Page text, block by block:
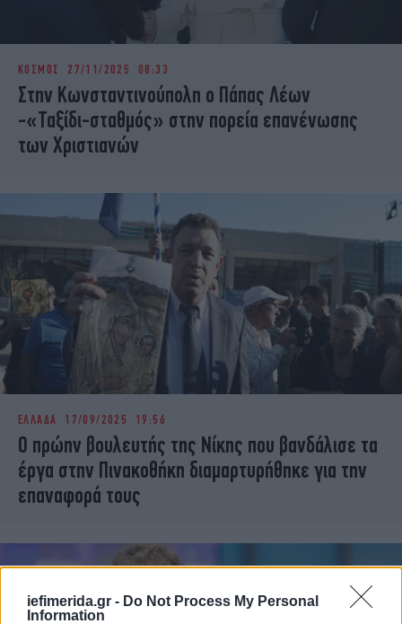
iefimerida.gr - Do Not Process My Personal
Information
ΚΟΣΜΟΣ 27/11/2025 08:33
Στην Κωνσταντινούπολη ο Πάπας Λέων
-«Ταξίδι-σταθμός» στην πορεία επανένωσης
των Χριστιανών
ΕΛΛΑΔΑ 17/09/2025 19:56
Ο πρώην βουλευτής της Νίκης που βανδάλισε τα
έργα στην Πινακοθήκη διαμαρτυρήθηκε για την
επαναφορά τους